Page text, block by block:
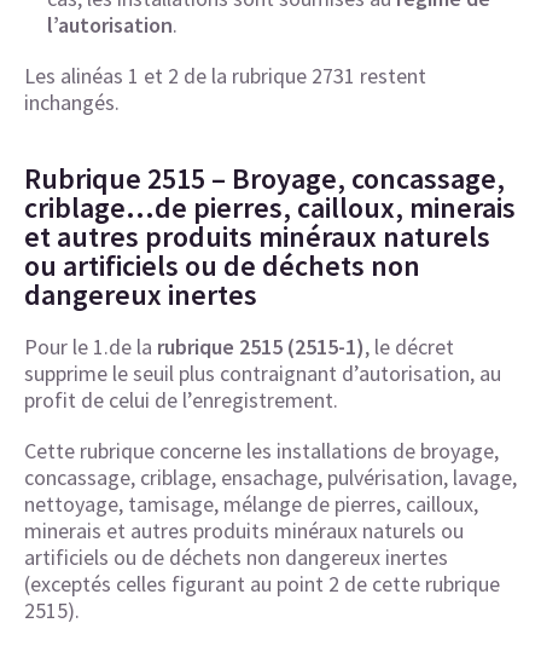
l’autorisation.
Les alinéas 1 et 2 de la rubrique 2731 restent
inchangés.
Rubrique 2515 – Broyage, concassage,
criblage…de pierres, cailloux, minerais
et autres produits minéraux naturels
ou artificiels ou de déchets non
dangereux inertes
Pour le 1.de la rubrique 2515 (2515-1), le décret
supprime le seuil plus contraignant d’autorisation, au
profit de celui de l’enregistrement.
Cette rubrique concerne les installations de broyage,
concassage, criblage, ensachage, pulvérisation, lavage,
nettoyage, tamisage, mélange de pierres, cailloux,
minerais et autres produits minéraux naturels ou
artificiels ou de déchets non dangereux inertes
(exceptés celles figurant au point 2 de cette rubrique
2515).